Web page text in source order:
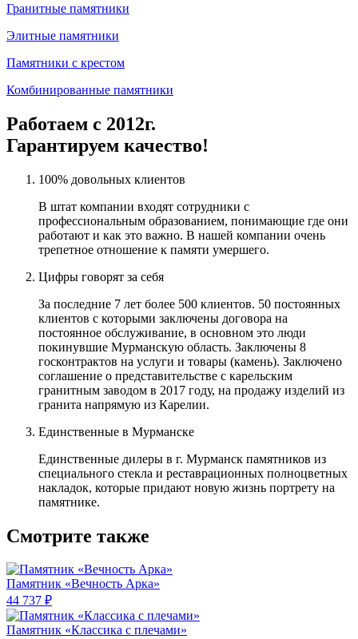
Гранитные памятники
Элитные памятники
Памятники с крестом
Комбинированные памятники
Работаем с 2012г.
Гарантируем качество!
100% довольных клиентов
В штат компании входят сотрудники с
профессиональным образованием, понимающие где они
работают и как это важно. В нашей компании очень
трепетное отношение к памяти умершего.
Цифры говорят за себя
За последние 7 лет более 500 клиентов. 50 постоянных
клиентов с которыми заключены договора на
постоянное обслуживание, в основном это люди
покинувшие Мурманскую область. Заключены 8
госконтрактов на услуги и товары (камень). Заключено
соглашение о представительстве с карельским
гранитным заводом в 2017 году, на продажу изделий из
гранита напрямую из Карелии.
Единственные в Мурманске
Единственные дилеры в г. Мурманск памятников из
специального стекла и реставрационных полноцветных
накладок, которые придают новую жизнь портрету на
памятнике.
Смотрите также
Памятник «Вечность Арка»
44 737 ₽
Памятник «Классика c плечами»